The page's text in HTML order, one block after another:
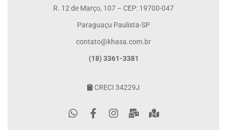
R. 12 de Março, 107 – CEP: 19700-047
Paraguaçu Paulista-SP
contato@khasa.com.br
(18) 3361-3381
CRECI 34229J